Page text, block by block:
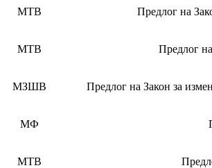
МТВ Предлог на
МТВ Предлог
МЗШВ Предлог на Закон за
МФ
МТВ